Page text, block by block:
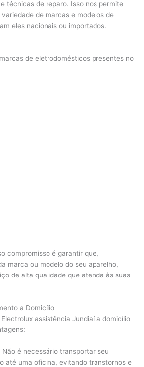
técnicas de reparo. Isso nos permite
de marcas e modelos de
eles nacionais ou importados.
de eletrodomésticos presentes no
compromisso é garantir que,
marca ou modelo do seu aparelho,
de alta qualidade que atenda às suas
a Domicílio
assistência Jundiaí a domicílio
Não é necessário transportar seu
até uma oficina, evitando transtornos e